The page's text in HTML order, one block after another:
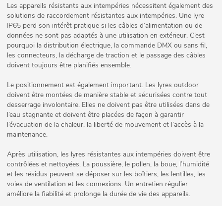
Les appareils résistants aux intempéries nécessitent également des
solutions de raccordement résistantes aux intempéries. Une lyre
IP65 perd son intérêt pratique si les câbles d’alimentation ou de
données ne sont pas adaptés à une utilisation en extérieur. C’est
pourquoi la distribution électrique, la commande DMX ou sans fil,
les connecteurs, la décharge de traction et le passage des câbles
doivent toujours être planifiés ensemble.
Le positionnement est également important. Les lyres outdoor
doivent être montées de manière stable et sécurisées contre tout
desserrage involontaire. Elles ne doivent pas être utilisées dans de
l’eau stagnante et doivent être placées de façon à garantir
l’évacuation de la chaleur, la liberté de mouvement et l’accès à la
maintenance.
Après utilisation, les lyres résistantes aux intempéries doivent être
contrôlées et nettoyées. La poussière, le pollen, la boue, l’humidité
et les résidus peuvent se déposer sur les boîtiers, les lentilles, les
voies de ventilation et les connexions. Un entretien régulier
améliore la fiabilité et prolonge la durée de vie des appareils.